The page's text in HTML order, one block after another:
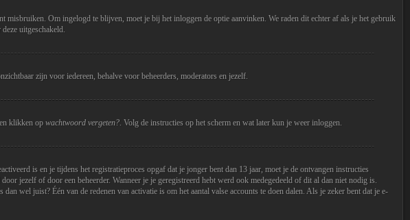
Om ingelogd te blijven, moet je bij het inloggen de optie aanvinken. We raden dit echter af als je het gebruik
uitgeschakeld.
zijn voor iedereen, behalve voor beheerders, moderators en jezelf.
klikken op wachtwoord vergeten?. Volg de instructies op het scherm en wat later kun je weer inloggen.
is en je tijdens het registratieproces opgaf dat je jonger bent dan 13 jaar, moet je de ontvangen instructies
jezelf of door een beheerder. Wanneer je je geregistreerd hebt werd ook medegedeeld of dit al dan niet nodig is.
wel juist? Één van de redenen van activatie is om het aantal valse accounts te doen dalen. Als je zeker bent dat je e-